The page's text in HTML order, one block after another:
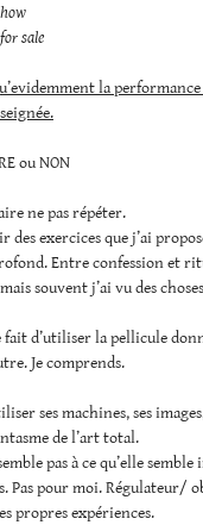
sale
la performance
ou NON
ne pas répéter.
des exercices que j’ai
Entre confession et
souvent j’ai vu des
fait d’utiliser la pellicule
Je comprends.
ses machines, ses images,
de l’art total.
pas à ce qu’elle
Pas pour moi. Régulateur/
propres expériences.